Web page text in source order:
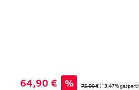
Verkaufspreis:
64,90 € % Regulärer Preis:
75,00 € (13.47% gespart)